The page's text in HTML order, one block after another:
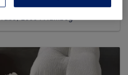
20354 Hambug